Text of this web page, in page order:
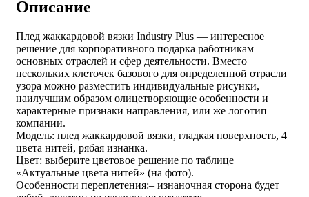
Описание
Плед жаккардовой вязки Industry Plus — интересное
решение для корпоративного подарка работникам
основных отраслей и сфер деятельности. Вместо
нескольких клеточек базового для определенной отрасли
узора можно разместить индивидуальные рисунки,
наилучшим образом олицетворяющие особенности и
характерные признаки направления, или же логотип
компании.
Модель: плед жаккардовой вязки, гладкая поверхность, 4
цвета нитей, рябая изнанка.
Цвет: выберите цветовое решение по таблице
«Актуальные цвета нитей» (на фото).
Особенности переплетения:– изнаночная сторона будет